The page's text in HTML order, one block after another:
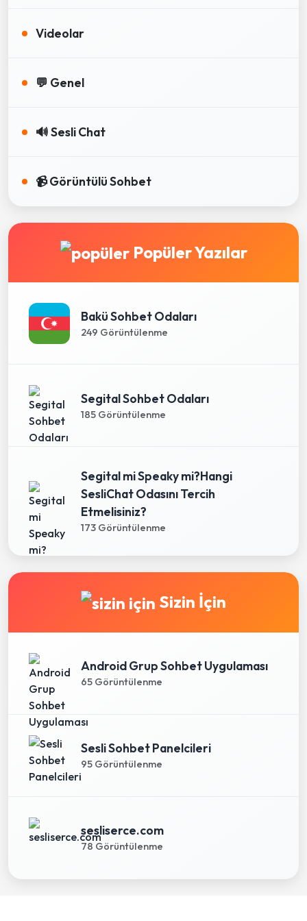
Videolar
💬 Genel
🔊 Sesli Chat
📹 Görüntülü Sohbet
Popüler Yazılar
Bakü Sohbet Odaları
249 Görüntülenme
Segital Sohbet Odaları
185 Görüntülenme
Segital mi Speaky mi?Hangi
SesliChat Odasını Tercih
Etmelisiniz?
173 Görüntülenme
Sizin İçin
Android Grup Sohbet Uygulaması
65 Görüntülenme
Sesli Sohbet Panelcileri
95 Görüntülenme
sesliserce.com
78 Görüntülenme